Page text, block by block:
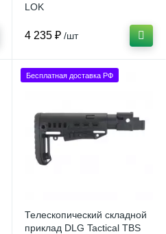
LOK
4 235 ₽ /шт
Бесплатная доставка РФ
Телескопический складной
приклад DLG Tactical TBS